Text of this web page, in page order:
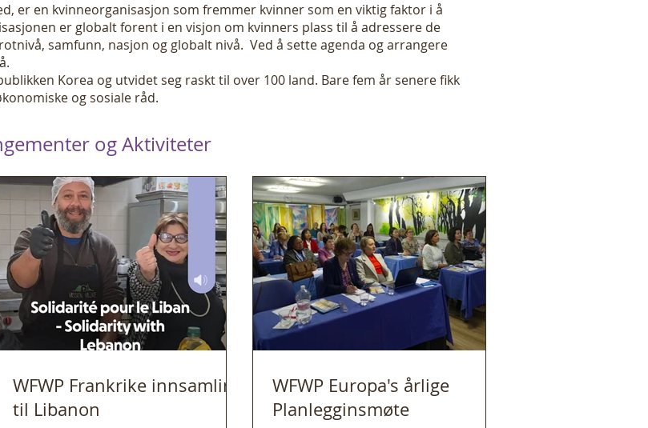
er en kvinneorganisasjon som fremmer kvinner som en viktig faktor i å
er globalt forent i en visjon om kvinners plass til å adressere de
samfunn, nasjon og globalt nivå. Ved å sette agenda og arrangere
Korea og utvidet seg raskt til over 100 land. Bare fem år senere fikk
og sosiale råd.
og Aktiviteter
WFWP Frankrike innsamling
til Libanon
WFWP Europa's årlige
Planlegginsmøte